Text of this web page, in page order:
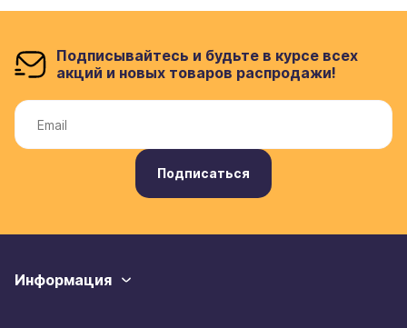
Подписывайтесь и будьте в курсе всех
акций и новых товаров распродажи!
Подписаться
Информация